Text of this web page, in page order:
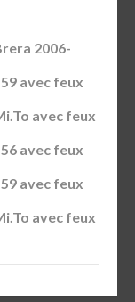
2006-
avec feux
avec feux
avec feux
avec feux
avec feux